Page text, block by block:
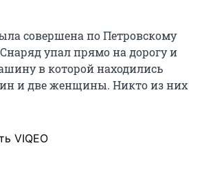
совершена по Петровскому
Снаряд упал прямо на дорогу и
в которой находились
и две женщины. Никто из них
VIQEO